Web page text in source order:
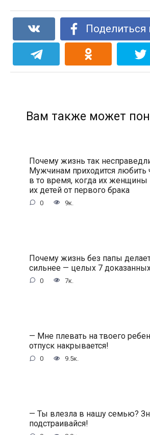
Поделиться
Вам также может
Почему жизнь так
Мужчинам приходится любить
в то время, когда их женщины
их детей от первого брака
0 9к.
Почему жизнь без папы
сильнее — целых 7
0 7к.
— Мне плевать на твоего
отпуск накрывается!
0 9.5к.
— Ты влезла в нашу семью?
подстраивайся!